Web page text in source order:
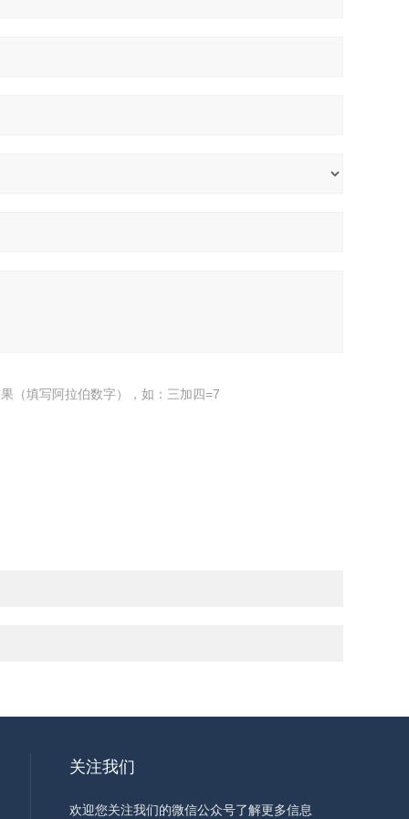
（填写阿拉伯数字），如：三加四=7
关注我们
欢迎您关注我们的微信公众号了解更多信息